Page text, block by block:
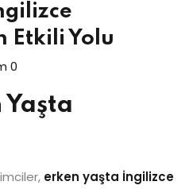
Etkili Yolu
0
Yaşta
erken yaşta İngilizce